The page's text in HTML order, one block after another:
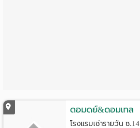
Language
ดอมดย์&ดอมเทล
โรงแรมเช่ารายวัน ซ